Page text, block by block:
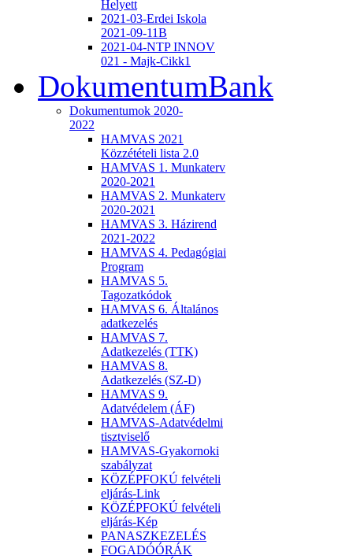
Helyett
2021-03-Erdei Iskola
2021-09-11B
2021-04-NTP INNOV
021 - Majk-Cikk1
DokumentumBank
Dokumentumok 2020-
2022
HAMVAS 2021
Közzétételi lista 2.0
HAMVAS 1. Munkaterv
2020-2021
HAMVAS 2. Munkaterv
2020-2021
HAMVAS 3. Házirend
2021-2022
HAMVAS 4. Pedagógiai
Program
HAMVAS 5.
Tagozatkódok
HAMVAS 6. Általános
adatkezelés
HAMVAS 7.
Adatkezelés (TTK)
HAMVAS 8.
Adatkezelés (SZ-D)
HAMVAS 9.
Adatvédelem (ÁF)
HAMVAS-Adatvédelmi
tisztviselő
HAMVAS-Gyakornoki
szabályzat
KÖZÉPFOKÚ felvételi
eljárás-Link
KÖZÉPFOKÚ felvételi
eljárás-Kép
PANASZKEZELÉS
FOGADÓÓRÁK